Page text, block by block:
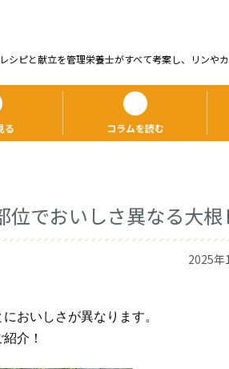
シピと献⽴を管理栄養⼠がすべて考案し、リンや
る コラムを読む
でおいしさ異なる大根
2025年
おいしさが異なります。
介！